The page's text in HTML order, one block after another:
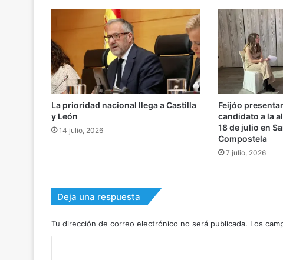
La prioridad nacional llega a Castilla
y León
14 julio, 2026
Feijóo
candidato a la
18 de julio en
Compostela
7 julio, 2026
Deja una respuesta
Tu dirección de correo electrónico no será publicada. Los